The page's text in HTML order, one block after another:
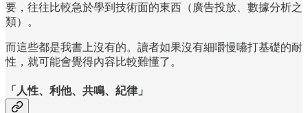
要，往往比較急於學到技術面的東西（廣告投放、數據分析之
類）。
而這些都是我書上沒有的。讀者如果沒有細嚼慢嚥打基礎的耐
性，就可能會覺得內容比較難懂了。
「人性、利他、共鳴、紀律」